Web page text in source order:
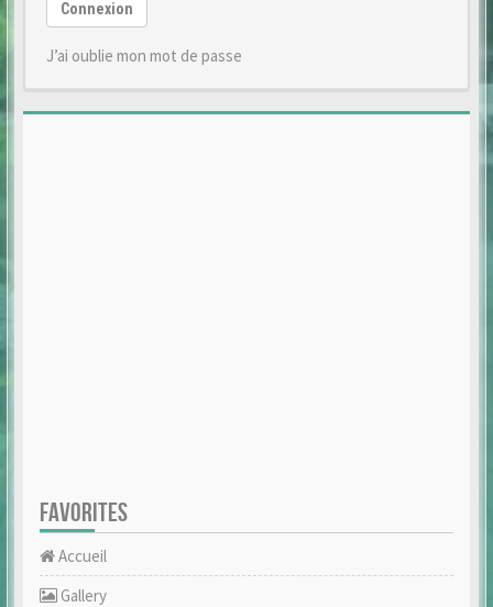
Connexion
J’ai oublie mon mot de passe
FAVORITES
Accueil
Gallery